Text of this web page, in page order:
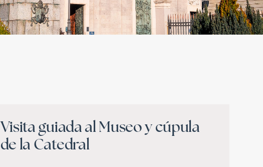
Visita guiada al Museo y cúpula
de la Catedral